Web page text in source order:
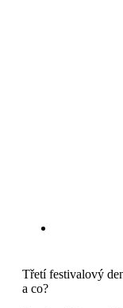
Třetí festivalový
a co?